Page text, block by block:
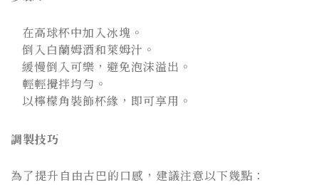
在高球杯中加入冰塊。
倒入白蘭姆酒和萊姆汁。
緩慢倒入可樂，避免泡沫溢出。
輕輕攪拌均勻。
以檸檬角裝飾杯緣，即可享用。
調製技巧
為了提升自由古巴的口感，建議注意以下幾點：